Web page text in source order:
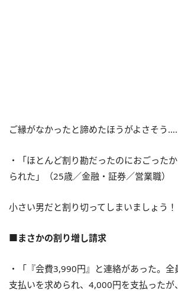
ご縁がなかったと諦めたほうがよさそう
・「ほとんど割り勘だったのにおごった
られた」（25歳／金融・証券／営業職）
小さい男だと割り切ってしまいましょう！
■まさかの割り増し請求
・「『会費3,990円』と連絡があった。
支払いを求められ、4,000円を支払った